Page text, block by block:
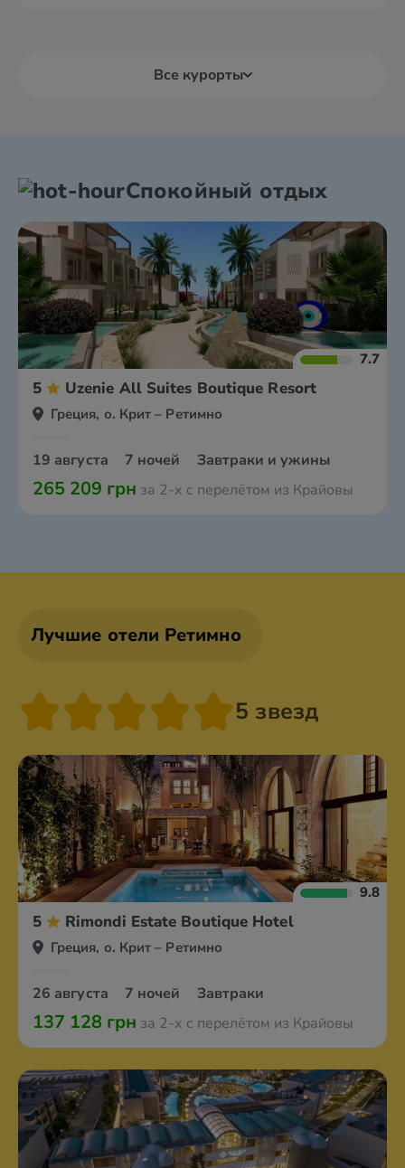
Все курорты
Спокойный отдых
7.7
5 Uzenie All Suites Boutique Resort
Греция, о. Крит – Ретимно
19 августа 7 ночей Завтраки и ужины
265 209 грн за 2-х с перелётом из Крайовы
Лучшие отели Ретимно
5 звезд
9.8
5 Rimondi Estate Boutique Hotel
Греция, о. Крит – Ретимно
26 августа 7 ночей Завтраки
137 128 грн за 2-х с перелётом из Крайовы